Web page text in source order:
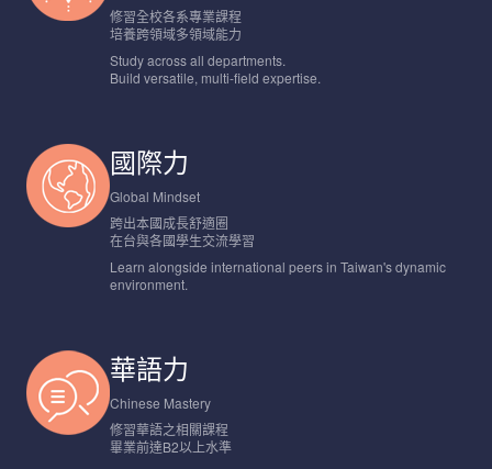
修習全校各系專業課程
培養跨領域多領域能力
Study across all departments.
Build versatile, multi-field expertise.
國際力
Global Mindset
跨出本國成長舒適圈
在台與各國學生交流學習
Learn alongside international peers in Taiwan's dynamic
environment.
華語力
Chinese Mastery
修習華語之相關課程
畢業前達B2以上水準